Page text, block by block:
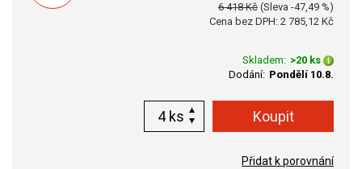
6 418 Kč (Sleva -47,49 %)
Cena bez DPH: 2 785,12 Kč
Skladem: >20 ks
Dodání: Pondělí 10.8.
ks
Přidat k porovnání